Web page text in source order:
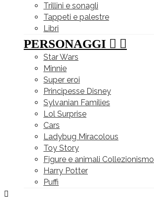
Trillini e sonagli
Tappeti e palestre
Libri
PERSONAGGI  
Star Wars
Minnie
Super eroi
Principesse Disney
Sylvanian Families
Lol Surprise
Cars
Ladybug Miracolous
Toy Story
Figure e animali Collezionismo
Harry Potter
Puffi
